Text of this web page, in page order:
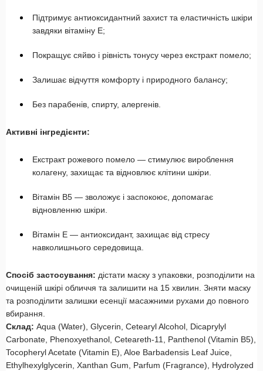
Підтримує антиоксидантний захист та еластичність шкіри
завдяки вітаміну E;
Покращує сяйво і рівність тонусу через екстракт помело;
Залишає відчуття комфорту і природного балансу;
Без парабенів, спирту, алергенів.
Активні інгредієнти:
Екстракт рожевого помело — стимулює вироблення
колагену, захищає та відновлює клітини шкіри.
Вітамін B5 — зволожує і заспокоює, допомагає
відновленню шкіри.
Вітамін E — антиоксидант, захищає від стресу
навколишнього середовища.
Спосіб застосування: дістати маску з упаковки, розподілити на
очищеній шкірі обличчя та залишити на 15 хвилин. Зняти маску
та розподілити залишки есенції масажними рухами до повного
вбирання.
Склад: Aqua (Water), Glycerin, Cetearyl Alcohol, Dicaprylyl
Carbonate, Phenoxyethanol, Ceteareth-11, Panthenol (Vitamin B5),
Tocopheryl Acetate (Vitamin E), Aloe Barbadensis Leaf Juice,
Ethylhexylglycerin, Xanthan Gum, Parfum (Fragrance), Hydrolyzed